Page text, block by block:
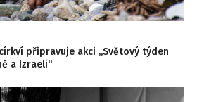
připravuje akci „Světový týden
a Izraeli“